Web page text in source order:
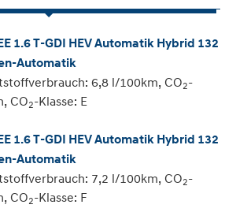
1.6 T-GDI HEV Automatik Hybrid 132
Automatik
6,8 l/100km, CO2-
CO2-Klasse: E
1.6 T-GDI HEV Automatik Hybrid 132
Automatik
7,2 l/100km, CO2-
CO2-Klasse: F